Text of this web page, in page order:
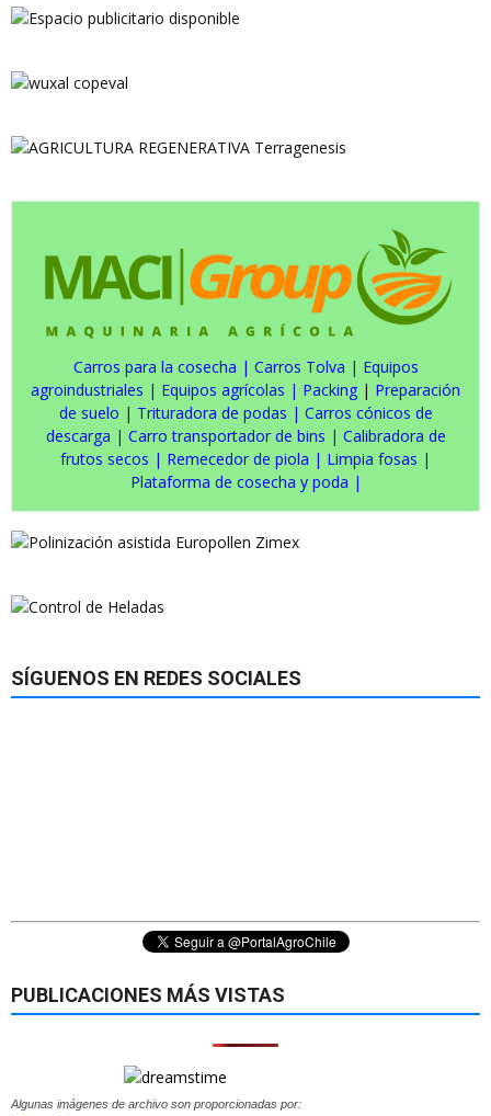
Carros para la cosecha | Carros Tolva | Equipos
agroindustriales | Equipos agrícolas | Packing | Preparación
de suelo | Trituradora de podas | Carros cónicos de
descarga | Carro transportador de bins | Calibradora de
frutos secos | Remecedor de piola | Limpia fosas |
Plataforma de cosecha y poda |
SÍGUENOS EN REDES SOCIALES
PUBLICACIONES MÁS VISTAS
Algunas imágenes de archivo son proporcionadas por: